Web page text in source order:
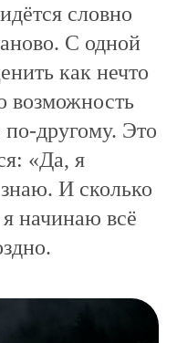
словно
С одной
как нечто
возможность
по-другому. Это
«Да, я
И сколько
начинаю всё